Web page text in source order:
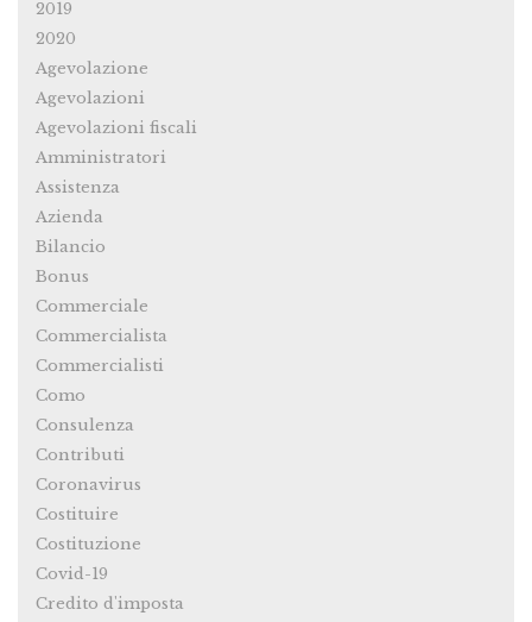
2019
2020
Agevolazione
Agevolazioni
Agevolazioni fiscali
Amministratori
Assistenza
Azienda
Bilancio
Bonus
Commerciale
Commercialista
Commercialisti
Como
Consulenza
Contributi
Coronavirus
Costituire
Costituzione
Covid-19
Credito d'imposta